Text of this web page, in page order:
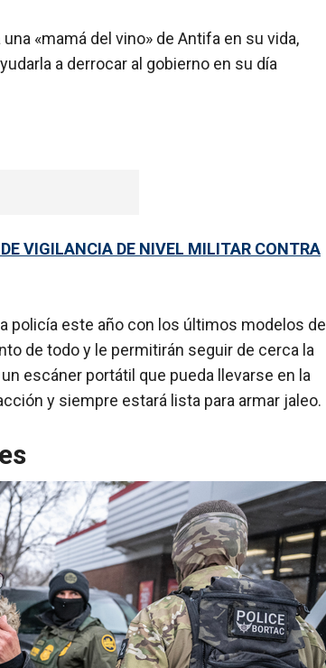
«mamá del vino» de Antifa en su vida,
a derrocar al gobierno en su día
VIGILANCIA DE NIVEL MILITAR CONTRA
policía este año con los últimos modelos de
de todo y le permitirán seguir de cerca la
escáner portátil que pueda llevarse en la
y siempre estará lista para armar jaleo.